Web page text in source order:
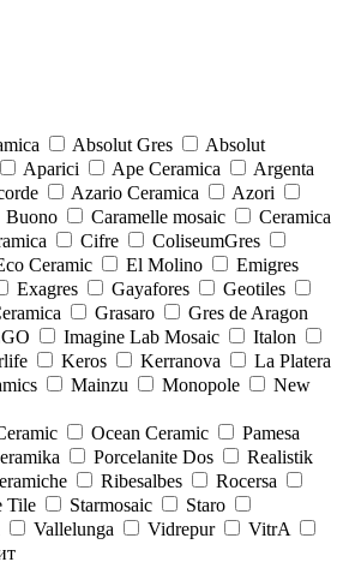
Absolut Gres
Absolut
Aparici Ape Ceramica
Argenta
Azario Ceramica
Azori
Buono Caramelle mosaic
Ceramica
Cifre
ColiseumGres
Ceramic El Molino
Emigres
Exagres Gayafores
Geotiles
Grasaro
Gres de Aragon
Imagine Lab Mosaic
Italon
Keros Kerranova
La Platera
Mainzu Monopole
New
Ocean Ceramic
Pamesa
Porcelanite Dos
Realistik
Ribesalbes
Rocersa
Tile Starmosaic
Staro
Vallelunga Vidrepur
VitrA